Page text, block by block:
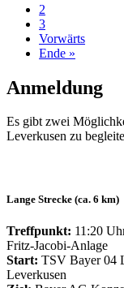
2
3
Vorwärts
Ende »
Anmeldung
Es gibt zwei
Leverkusen zu
Lange Strecke (ca. 6 km)
Treffpunkt: 11:20
Fritz-Jacobi-Anlage
Start: TSV Bayer 04
Leverkusen